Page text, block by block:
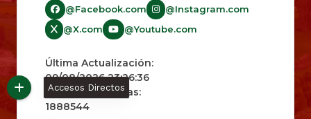
@Facebook.com
@Instagram.com
@X.com
@Youtube.com
Última Actualización:
09/08/2026 23:26:36
Número de Visitas:
1888544
Accesos Directos